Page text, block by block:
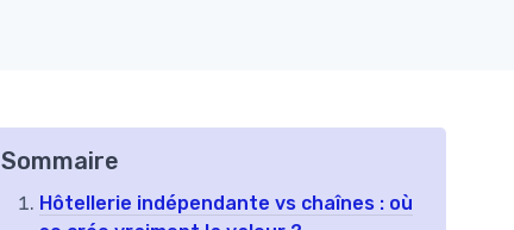
Sommaire
Hôtellerie indépendante vs chaînes : où